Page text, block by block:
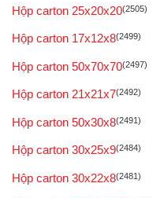
Hộp carton 25x20x20(2505)
Hộp carton 17x12x8(2499)
Hộp carton 50x70x70(2497)
Hộp carton 21x21x7(2492)
Hộp carton 50x30x8(2491)
Hộp carton 30x25x9(2484)
Hộp carton 30x22x8(2481)